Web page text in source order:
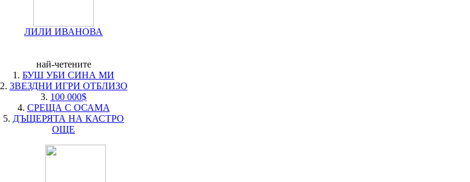
ЛИЛИ ИВАНОВА
най-четените
1. БУШ УБИ СИНА МИ
2. ЗВЕЗДНИ ИГРИ ОТБЛИЗО
3. 100 000$
4. СРЕЩА С ОСАМА
5. ДЪЩЕРЯТА НА КАСТРО
ОЩЕ